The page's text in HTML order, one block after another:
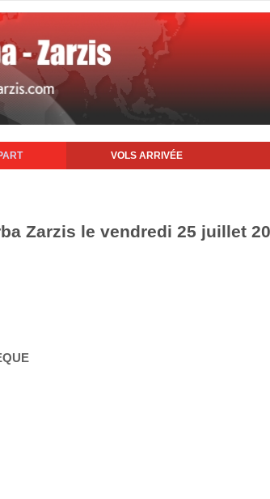
VOLS ARRIVÉE
Zarzis le vendredi 25 juillet